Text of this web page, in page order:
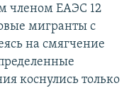
членом ЕАЭС 12
мигранты с
на смягчение
коснулись только